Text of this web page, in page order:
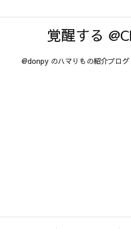
覚醒する
@donpy のハマりもの紹介ブロ